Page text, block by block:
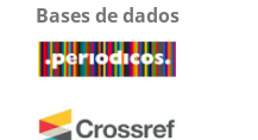
Bases de dados